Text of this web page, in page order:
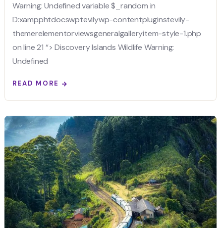
Warning: Undefined variable $_random in
D:xampphtdocswptevilywp-contentpluginstevily-
themerelementorviewsgeneralgalleryitem-style-1.php
on line 21 “> Discovery Islands Wildlife Warning:
Undefined
READ MORE